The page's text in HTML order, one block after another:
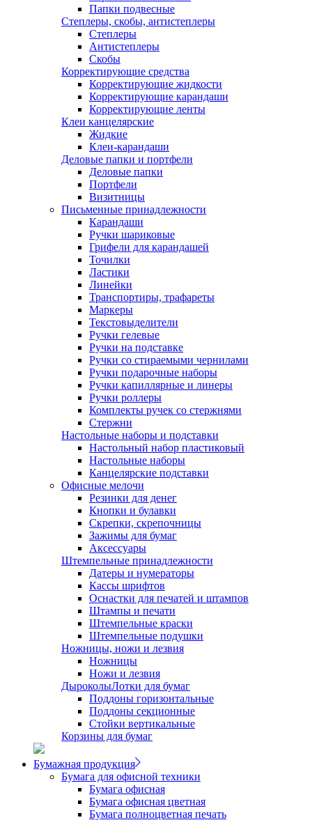
Папки подвесные
Степлеры, скобы, антистеплеры
Степлеры
Антистеплеры
Скобы
Корректирующие средства
Корректирующие жидкости
Корректирующие карандаши
Корректирующие ленты
Клеи канцелярские
Жидкие
Клеи-карандаши
Деловые папки и портфели
Деловые папки
Портфели
Визитницы
Письменные принадлежности
Карандаши
Ручки шариковые
Грифели для карандашей
Точилки
Ластики
Линейки
Транспортиры, трафареты
Маркеры
Текстовыделители
Ручки гелевые
Ручки на подставке
Ручки со стираемыми чернилами
Ручки подарочные наборы
Ручки капиллярные и линеры
Ручки роллеры
Комплекты ручек со стержнями
Стержни
Настольные наборы и подставки
Настольный набор пластиковый
Настольные наборы
Канцелярские подставки
Офисные мелочи
Резинки для денег
Кнопки и булавки
Скрепки, скрепочницы
Зажимы для бумаг
Аксессуары
Штемпельные принадлежности
Датеры и нумераторы
Кассы шрифтов
Оснастки для печатей и штампов
Штампы и печати
Штемпельные краски
Штемпельные подушки
Ножницы, ножи и лезвия
Ножницы
Ножи и лезвия
ДыроколыЛотки для бумаг
Поддоны горизонтальные
Поддоны секционные
Стойки вертикальные
Корзины для бумаг
Бумажная продукция
Бумага для офисной техники
Бумага офисная
Бумага офисная цветная
Бумага полноцветная печать